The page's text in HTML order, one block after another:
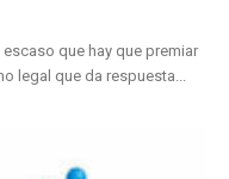
que hay que premiar
legal que da respuesta...